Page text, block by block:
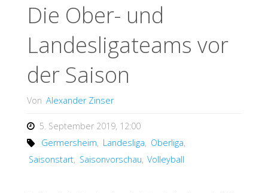
Die Ober- und
Landesligateams vor
der Saison
Von Alexander Zinser
5. September 2019, 12:00
Germersheim, Landesliga, Oberliga,
Saisonstart, Saisonvorschau, Volleyball